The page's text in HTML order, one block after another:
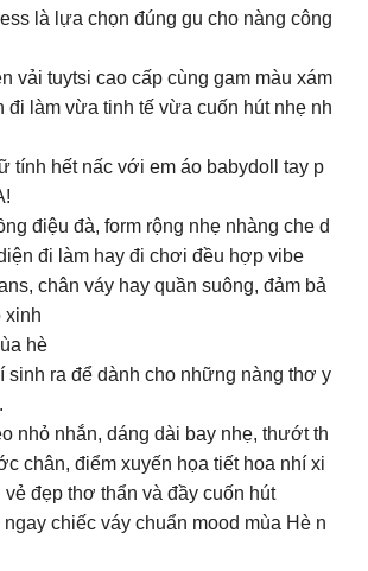
là lựa chọn đúng gu cho nàng công
vải tuytsi cao cấp cùng gam màu xám
đi làm vừa tinh tế vừa cuốn hút nhẹ nh
tính hết nấc với em áo babydoll tay p
điệu đà, form rộng nhẹ nhàng che d
đi làm hay đi chơi đều hợp vibe
chân váy hay quần suông, đảm bả
xinh
hè
sinh ra để dành cho những nàng thơ y
nhỏ nhắn, dáng dài bay nhẹ, thướt th
chân, điểm xuyến họa tiết hoa nhí xi
vẻ đẹp thơ thẩn và đầy cuốn hút
chiếc váy chuẩn mood mùa Hè n